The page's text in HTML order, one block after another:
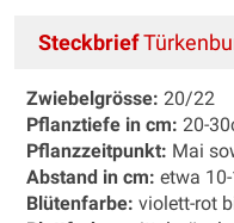
Steckbrief
Zwiebelgrösse: 20/22
Pflanztiefe in cm: 20-
Pflanzzeitpunkt: Mai
Abstand in cm: etwa
Blütenfarbe: violett-rot